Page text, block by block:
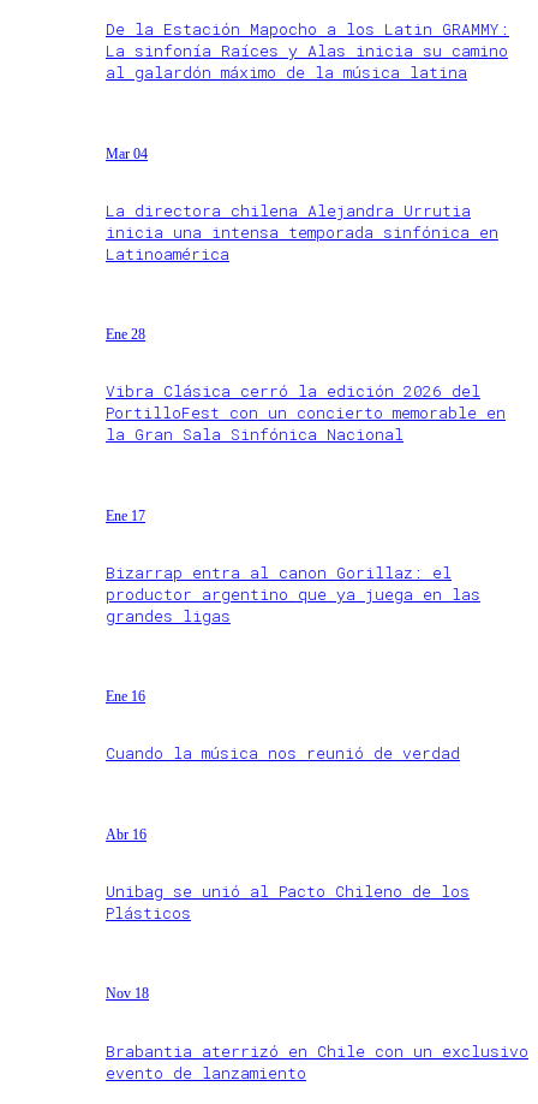
De la Estación Mapocho a los Latin GRAMMY:
La sinfonía Raíces y Alas inicia su camino
al galardón máximo de la música latina
Mar 04
La directora chilena Alejandra Urrutia
inicia una intensa temporada sinfónica en
Latinoamérica
Ene 28
Vibra Clásica cerró la edición 2026 del
PortilloFest con un concierto memorable en
la Gran Sala Sinfónica Nacional
Ene 17
Bizarrap entra al canon Gorillaz: el
productor argentino que ya juega en las
grandes ligas
Ene 16
Cuando la música nos reunió de verdad
Abr 16
Unibag se unió al Pacto Chileno de los
Plásticos
Nov 18
Brabantia aterrizó en Chile con un exclusivo
evento de lanzamiento